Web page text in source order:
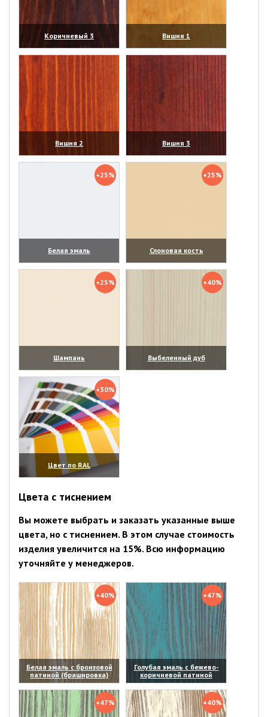
Коричневый 3
(увеличить)
Вишня 1
(увеличить)
Вишня 2
(увеличить)
Вишня 3
(увеличить)
+25%
Белая эмаль
(увеличить)
+25%
Слоновая кость
(увеличить)
+25%
Шампань
(увеличить)
+40%
Выбеленный дуб
(увеличить)
+30%
Цвет по RAL
(увеличить)
Цвета с тиснением
Вы можете выбрать и заказать указанные выше
цвета, но с тиснением. В этом случае стоимость
изделия увеличится на 15%. Всю информацию
уточняйте у менеджеров.
+40%
Белая эмаль с бронзовой
патиной (брашировка)
(увеличить)
+47%
Голубая эмаль с бежево-
коричневой патиной
(увеличить)
+47%
+40%